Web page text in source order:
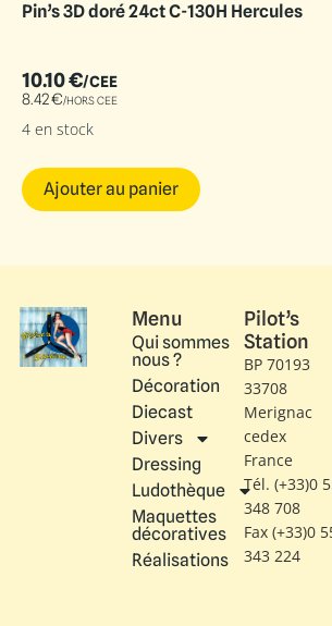
Pin’s 3D doré 24ct C-130H Hercules
10.10€/CEE
8.42€/HORS CEE
4 en stock
Ajouter au panier
Menu
Qui sommes
nous ?
Décoration
Diecast
Divers
Dressing
Ludothèque
Maquettes
décoratives
Réalisations
Pilot’s
Station
BP 70193
33708
Merignac
cedex
France
Tél. (+33)0
348 708
Fax (+33)0
343 224